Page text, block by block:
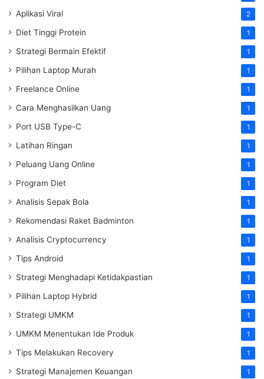
Aplikasi Viral 2
Diet Tinggi Protein 1
Strategi Bermain Efektif 1
Pilihan Laptop Murah 1
Freelance Online 1
Cara Menghasilkan Uang 1
Port USB Type-C 1
Latihan Ringan 1
Peluang Uang Online 1
Program Diet 1
Analisis Sepak Bola 1
Rekomendasi Raket Badminton 1
Analisis Cryptocurrency 1
Tips Android 1
Strategi Menghadapi Ketidakpastian 1
Pilihan Laptop Hybrid 1
Strategi UMKM 1
UMKM Menentukan Ide Produk 1
Tips Melakukan Recovery 1
Strategi Manajemen Keuangan 1